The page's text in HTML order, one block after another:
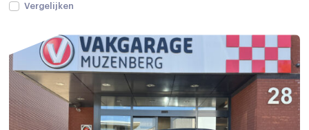
Vergelijken